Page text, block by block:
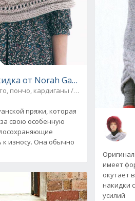
от Norah Gaughan с
пончо, кардиганы / Шапки, шарфы,
пряжи, которая
свою особенную
к износу. Она обычно
имеет
окутает
накидки
усилий